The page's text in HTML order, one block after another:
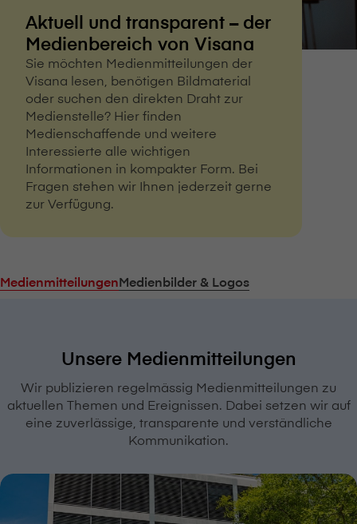
Aktuell und transparent – der
Medienbereich von V⁠i⁠s⁠a⁠n⁠a
Sie möchten Medienmitteilungen der
V⁠i⁠s⁠a⁠n⁠a lesen, benötigen Bildmaterial
oder suchen den direkten Draht zur
Medienstelle? Hier finden
Medienschaffende und weitere
Interessierte alle wichtigen
Informationen in kompakter Form. Bei
Fragen stehen wir Ihnen jederzeit gerne
zur Verfügung.
MedienmitteilungenMedienbilder & Logos
Unsere Medienmitteilungen
Wir publizieren regelmässig Medienmitteilungen zu
aktuellen Themen und Ereignissen. Dabei setzen wir auf
eine zuverlässige, transparente und verständliche
Kommunikation.